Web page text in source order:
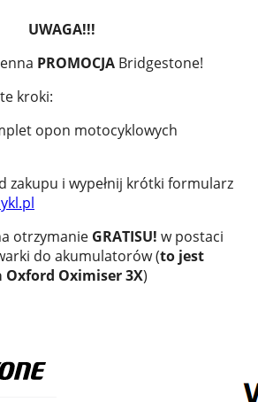
UWAGA!!!
PROMOCJA Bridgestone!
kroki:
opon motocyklowych
zakupu i wypełnij krótki formularz
otrzymanie GRATISU! w postaci
do akumulatorów (to jest
Oximiser 3X)